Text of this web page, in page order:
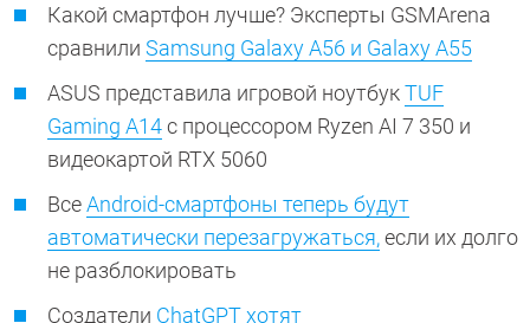
Какой смартфон лучше? Эксперты GSMArena
сравнили Samsung Galaxy A56 и Galaxy A55
ASUS представила игровой ноутбукTUF
Gaming A14с процессором Ryzen AI 7 350 и
видеокартой RTX 5060
ВсеAndroid-смартфоны теперь будут
автоматически перезагружаться,если их долго
не разблокировать
Создатели ChatGPT хотят